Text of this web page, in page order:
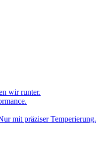
wir runter.
mit präziser Temperierung.